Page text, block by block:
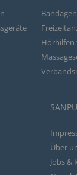
Hörhilfen
Über
Jobs &